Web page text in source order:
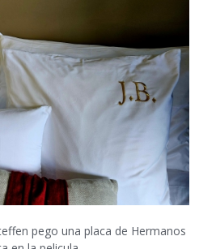
pego una placa de Hermanos